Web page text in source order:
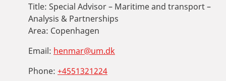
Title: Special Advisor – Maritime and transport –
Analysis & Partnerships
Area: Copenhagen
Email: henmar@um.dk
Phone: +4551321224